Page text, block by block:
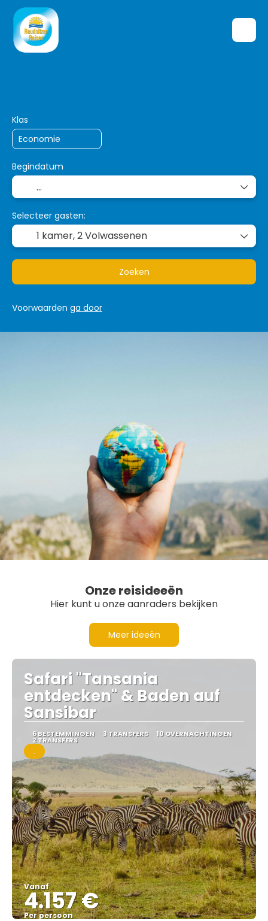
Klas
Begindatum
Selecteer gasten:
1 kamer,2 Volwassenen
Zoeken
Voorwaarden ga door
Onze reisideeën
Hier kunt u onze aanraders bekijken
Meer ideeën
Safari "Tansania
entdecken" & Baden auf
Sansibar
6 BESTEMMINGEN 3 TRANSFERS 10 OVERNACHTINGEN
2 TRANSFERS
.
Vanaf
4.157 €
Per persoon